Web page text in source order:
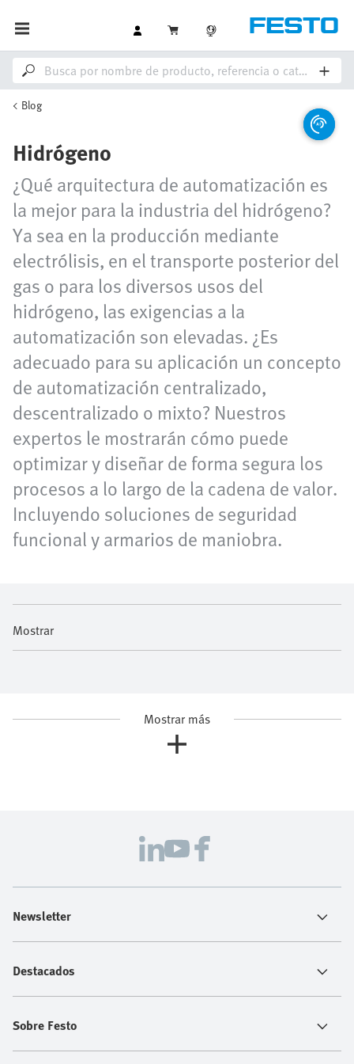
Blog
Hidrógeno
¿Qué arquitectura de automatización es
la mejor para la industria del hidrógeno?
Ya sea en la producción mediante
electrólisis, en el transporte posterior del
gas o para los diversos usos del
hidrógeno, las exigencias a la
automatización son elevadas. ¿Es
adecuado para su aplicación un concepto
de automatización centralizado,
descentralizado o mixto? Nuestros
expertos le mostrarán cómo puede
optimizar y diseñar de forma segura los
procesos a lo largo de la cadena de valor.
Incluyendo soluciones de seguridad
funcional y armarios de maniobra.
Mostrar
Mostrar más
Newsletter
Destacados
Sobre Festo